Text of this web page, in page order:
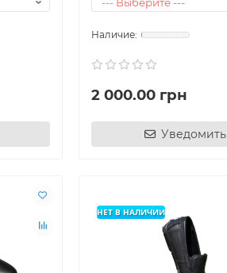
2 000.00 грн
Уведомить
НЕТ В НАЛИЧИИ